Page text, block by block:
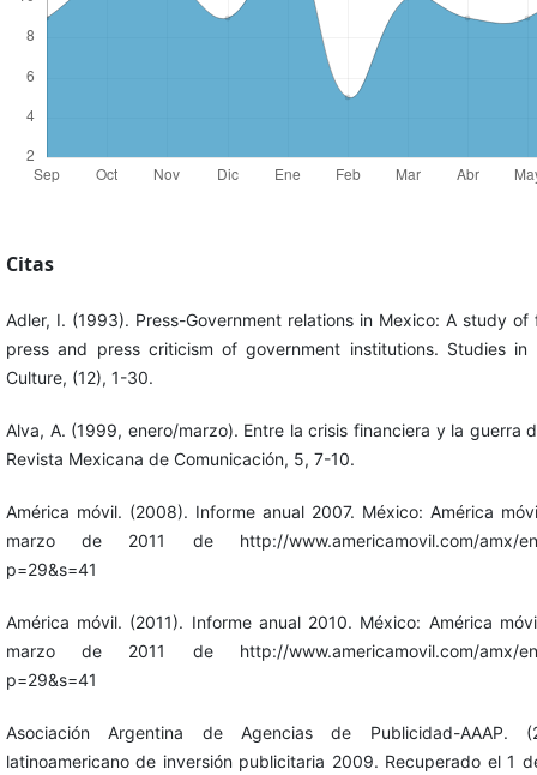
Citas
Adler, I. (1993). Press-Government relations in Mexico: A study
press and press criticism of government institutions. Studies in
Culture, (12), 1-30.
Alva, A. (1999, enero/marzo). Entre la crisis financiera y la guerra
Revista Mexicana de Comunicación, 5, 7-10.
América móvil. (2008). Informe anual 2007. México: América
marzo de 2011 de http://www.americamovil.com/amx/en/
p=29&s=41
América móvil. (2011). Informe anual 2010. México: América
marzo de 2011 de http://www.americamovil.com/amx/en/
p=29&s=41
Asociación Argentina de Agencias de Publicidad-AAAP.
latinoamericano de inversión publicitaria 2009. Recuperado el 1